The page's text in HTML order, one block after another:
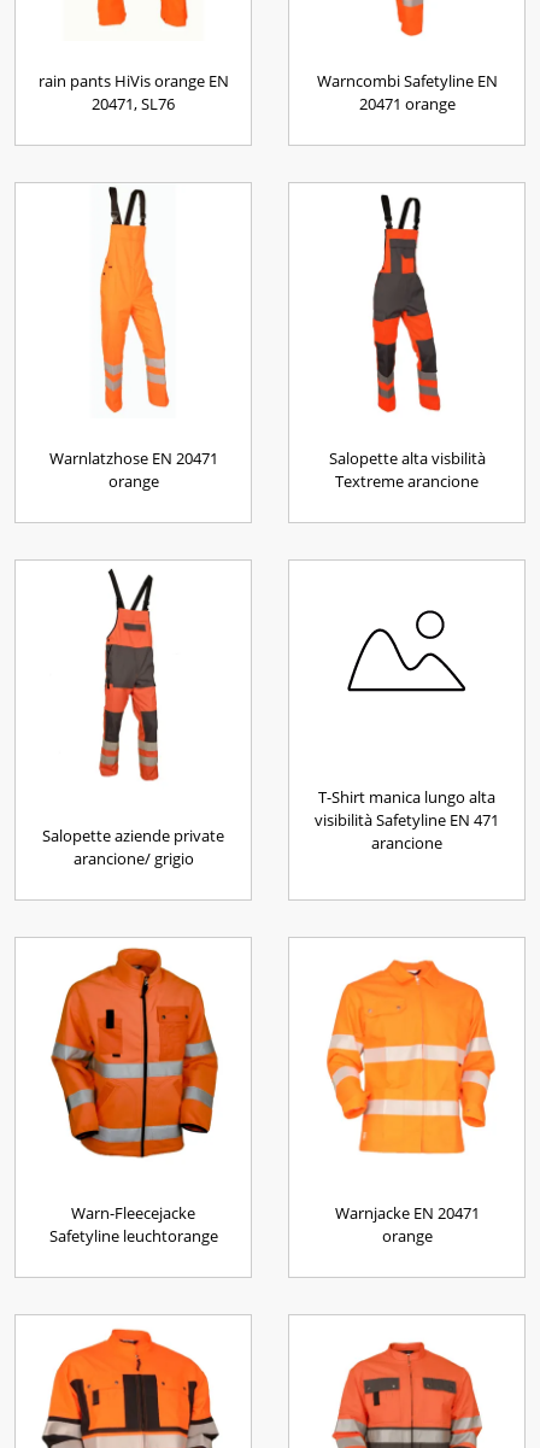
rain pants HiVis orange EN
20471, SL76
Warncombi Safetyline EN
20471 orange
Warnlatzhose EN 20471
orange
Salopette alta visbilità
Textreme arancione
Salopette aziende private
arancione/ grigio
T-Shirt manica lungo alta
visibilità Safetyline EN 471
arancione
Warn-Fleecejacke
Safetyline leuchtorange
Warnjacke EN 20471
orange